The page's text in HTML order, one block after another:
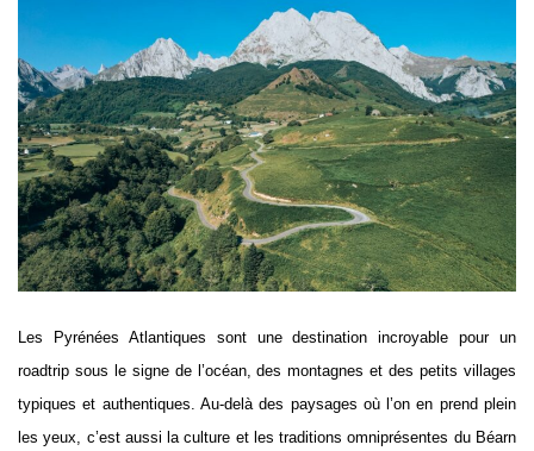
Les Pyrénées Atlantiques sont une destination incroyable pour un
roadtrip sous le signe de l’océan, des montagnes et des petits villages
typiques et authentiques. Au-delà des paysages où l’on en prend plein
les yeux, c’est aussi la culture et les traditions omniprésentes du Béarn